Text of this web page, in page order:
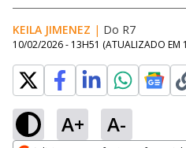
KEILA JIMENEZ | Do R7
10/02/2026 - 13H51 (ATUALIZADO EM
A+ A-